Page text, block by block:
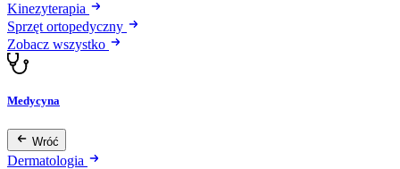
Kinezyterapia
Sprzęt ortopedyczny
Zobacz wszystko
Medycyna
Wróć
Dermatologia